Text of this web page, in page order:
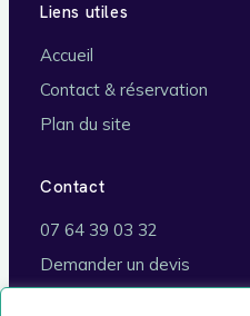
Liens utiles
Accueil
Contact & réservation
Plan du site
Contact
07 64 39 03 32
Demander un devis